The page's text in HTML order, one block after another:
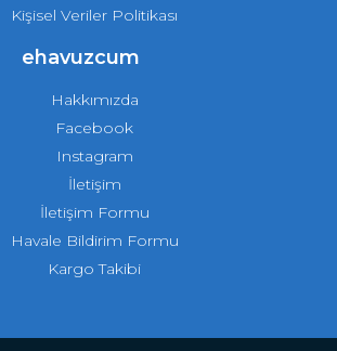
Kişisel Veriler Politikası
ehavuzcum
Hakkımızda
Facebook
Instagram
İletişim
İletişim Formu
Havale Bildirim Formu
Kargo Takibi